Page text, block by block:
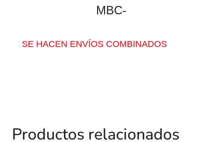
MBC-
SE HACEN ENVÍOS COMBINADOS
Productos relacionados